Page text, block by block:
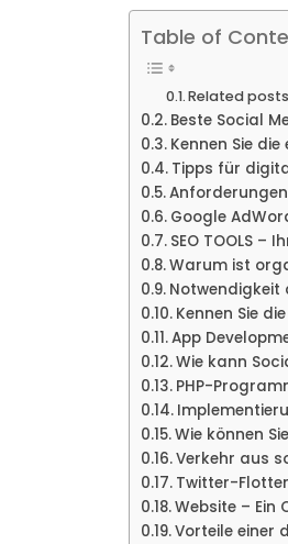
Table of
Related
Beste Social
Kennen Sie
Tipps für
Google
SEO TOOLS –
Warum ist
Notwendigkeit
Kennen Sie
App
Wie kann
PHP-
Wie können
Verkehr aus
Twitter-
Website – Ein
Vorteile einer